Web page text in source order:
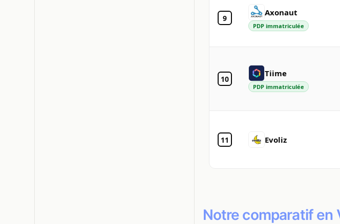
9
Axonaut
PDP immatriculée
10
Tiime
PDP immatriculée
11 Evoliz
Notre comparatif en